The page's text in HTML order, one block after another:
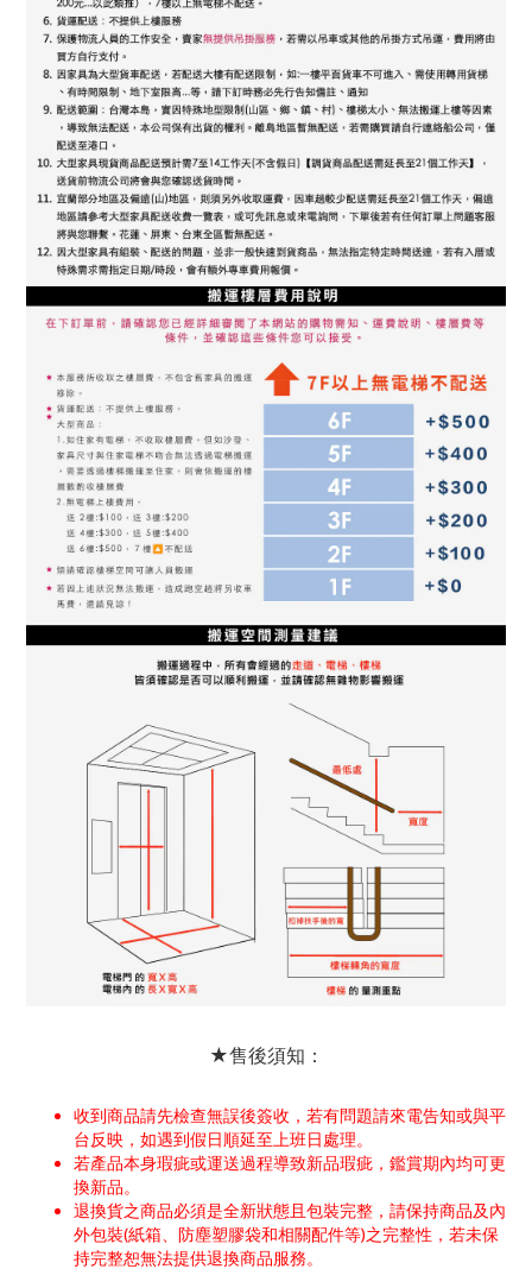
★售後須知：
收到商品請先檢查無誤後簽收，若有問題請來電告知或與平
台反映，如遇到假日順延至上班日處理。
若產品本身瑕疵或運送過程導致新品瑕疵，鑑賞期內均可更
換新品。
退換貨之商品必須是全新狀態且包裝完整，請保持商品及內
外包裝(紙箱、防塵塑膠袋和相關配件等)之完整性，若未保
持完整恕無法提供退換商品服務。